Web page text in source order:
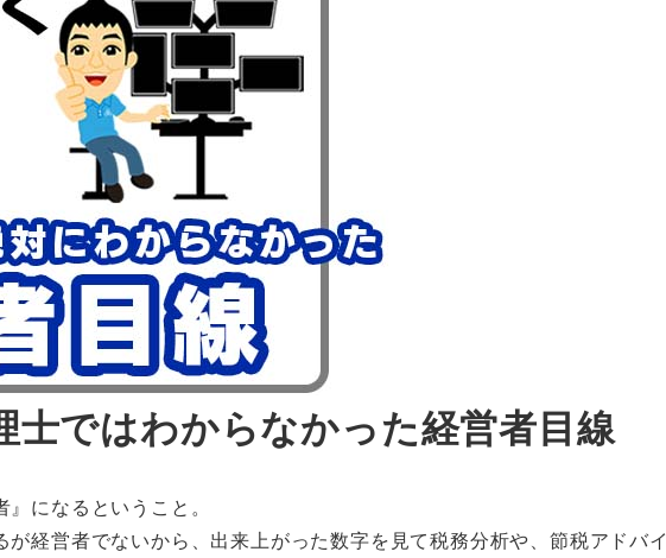
士ではわからなかった経営者目線
になるということ。
経営者でないから、出来上がった数字を見て税務分析や、節税アドバイ